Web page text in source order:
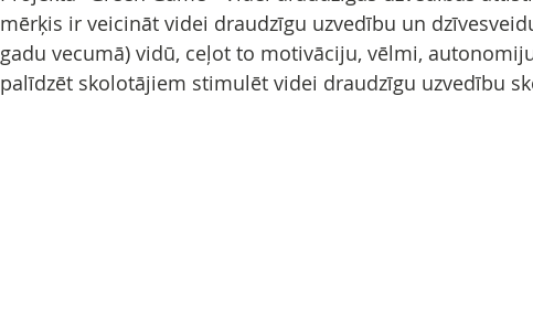
mērķis ir veicināt videi draudzīgu uzvedību un
gadu vecumā) vidū, ceļot to motivāciju, vēlmi,
palīdzēt skolotājiem stimulēt videi draudzīgu uzvedību